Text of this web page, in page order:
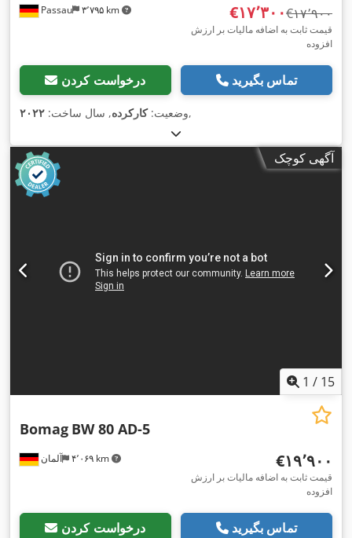
Passau ۳٬۷۹۵ km ‎€۱۷٬۳۰۰ ‎€۱۷٬۹۰۰
قیمت ثابت به اضافه مالیات بر ارزش
افزوده
درخواست کردن تماس بگیرید
وضعیت:کارکرده, سال ساخت: ۲۰۲۲ ,
آگهی کوچک
1 / 15
آلمان ۴٬۰۶۹ km
Bomag BW 80 AD-5
‎€۱۹٬۹۰۰
قیمت ثابت به اضافه مالیات بر ارزش
افزوده
درخواست کردن تماس بگیرید